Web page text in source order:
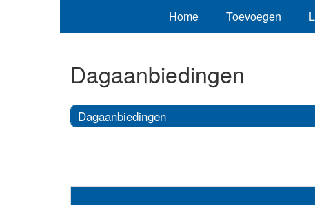
Home Toevoegen
Dagaanbiedingen
Dagaanbiedingen